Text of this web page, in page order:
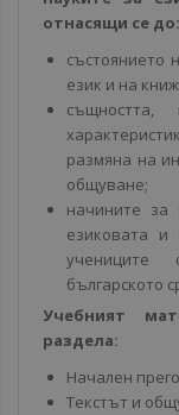
отнасящи се до:
състоянието
език и на
същността,
размяна на
общуване;
начините за
езиковата и
учениците
българското
Учебният
раздела:
Начален
Текстът и